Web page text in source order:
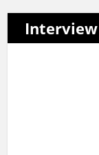
Interview